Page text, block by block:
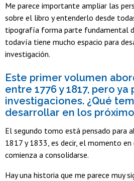
Me parece importante ampliar las
sobre el libro y entenderlo desde
tipografía forma parte fundamental
todavía tiene mucho espacio para
investigación.
Este primer volumen
entre 1776 y 1817, pero
investigaciones. ¿Qué
desarrollar en los
El segundo tomo está pensado para
1817 y 1833, es decir, el momento en
comienza a consolidarse.
Hay una historia que me parece muy